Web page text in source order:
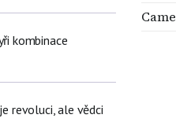
kombinace
revoluci, ale vědci